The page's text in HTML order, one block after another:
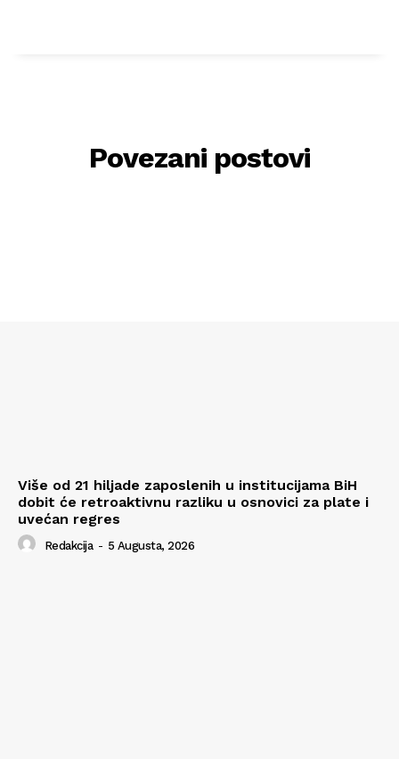
Povezani postovi
Više od 21 hiljade zaposlenih u institucijama BiH
dobit će retroaktivnu razliku u osnovici za plate i
uvećan regres
Redakcija - 5 Augusta, 2026